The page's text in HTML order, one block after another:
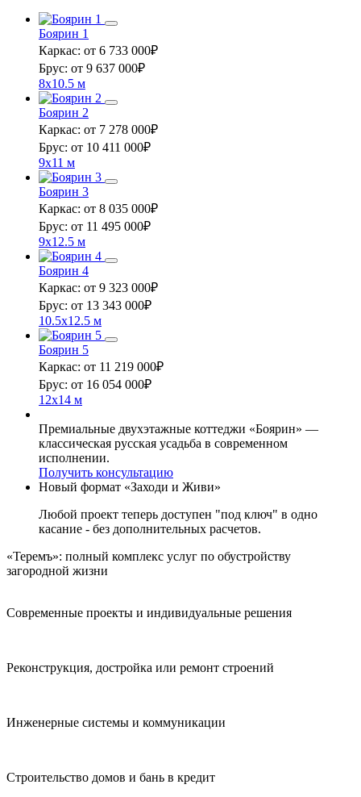
Боярин 1
Каркас: от 6 733 000₽
Брус: от 9 637 000₽
8x10.5 м
Боярин 2
Каркас: от 7 278 000₽
Брус: от 10 411 000₽
9x11 м
Боярин 3
Каркас: от 8 035 000₽
Брус: от 11 495 000₽
9x12.5 м
Боярин 4
Каркас: от 9 323 000₽
Брус: от 13 343 000₽
10.5x12.5 м
Боярин 5
Каркас: от 11 219 000₽
Брус: от 16 054 000₽
12x14 м
Премиальные двухэтажные коттеджи «Боярин» —
классическая русская усадьба в современном
исполнении.
Получить консультацию
Новый формат «Заходи и Живи»
Любой проект теперь доступен "под ключ" в одно
касание - без дополнительных расчетов.
«Теремъ»: полный комплекс услуг по обустройству
загородной жизни
Современные проекты и индивидуальные решения
Реконструкция, достройка или ремонт строений
Инженерные системы и коммуникации
Строительство домов и бань в кредит